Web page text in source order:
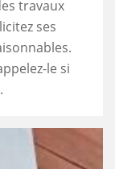
travaux
ses
le si